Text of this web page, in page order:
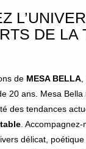
DE LA
de MESA BELLA,
20 ans. Mesa
des tendances
.
délicat,